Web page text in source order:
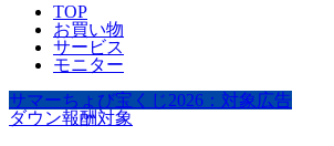
TOP
お買い物
サービス
モニター
サマーちょび宝くじ2026：対象広告
ダウン報酬対象